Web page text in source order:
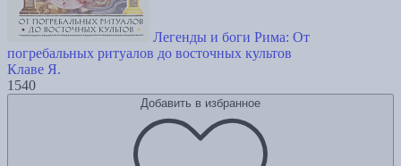
Легенды и боги Рима: От
погребальных ритуалов до восточных культов
Клаве Я.
1540
Добавить в избранное